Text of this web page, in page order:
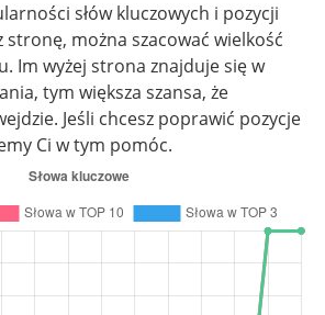
słów kluczowych i pozycji
stronę, można szacować wielkość
Im wyżej strona znajduje się w
tym większa szansa, że
Jeśli chcesz poprawić pozycje
Ci w tym pomóc.